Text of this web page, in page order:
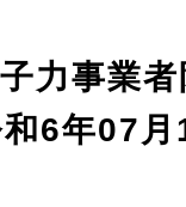
力事業
6年07月